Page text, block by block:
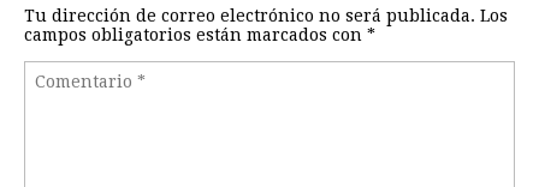
Tu dirección de correo electrónico no será publicada. Los
campos obligatorios están marcados con *